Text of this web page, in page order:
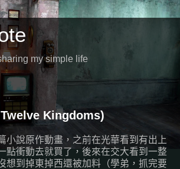
my simple life
Kingdoms)
小說原作動畫，之前在光華看到有出上
點衝動去就買了，後來在交大看到一整
想到掉東掉西還被加料（學弟，抓完要